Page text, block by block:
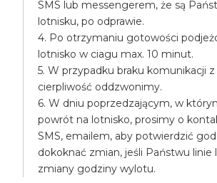
SMS lub messengerem, że są
lotnisku, po odprawie.
4. Po otrzymaniu gotowości
lotnisko w ciagu max. 10 minut.
5. W przypadku braku komunikacji
cierpliwość oddzwonimy.
6. W dniu poprzedzającym, w
powrót na lotnisko, prosimy o
SMS, emailem, aby potwierdzić
dokoknać zmian, jeśli Państwu linie
zmiany godziny wylotu.